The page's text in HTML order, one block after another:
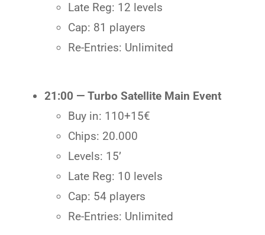
Late Reg: 12 levels
Cap: 81 players
Re-Entries: Unlimited
21:00 — Turbo Satellite Main Event
Buy in: 110+15€
Chips: 20.000
Levels: 15’
Late Reg: 10 levels
Cap: 54 players
Re-Entries: Unlimited